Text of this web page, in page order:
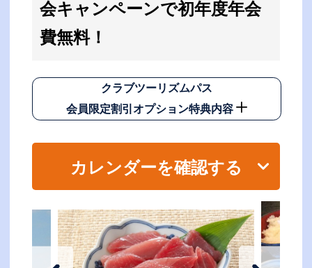
会キャンペーンで初年度年会
費無料！
クラブツーリズムパス
会員限定割引オプション特典内容
カレンダーを確認する